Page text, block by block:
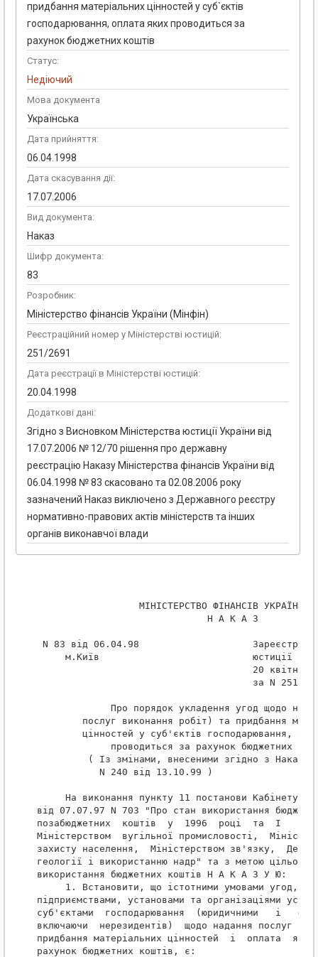
придбання матеріальних цінностей у суб`єктів
господарювання, оплата яких проводиться за
рахунок бюджетних коштів
Статус:
Недіючий
Мова документа
Українська
Дата прийняття:
06.04.1998
Дата скасування дії:
17.07.2006
Вид документа:
Наказ
Шифр документа:
83
Розробник:
Міністерство фінансів України (Мінфін)
Реєстраційний номер у Міністерстві юстицій:
251/2691
Дата реєстрації в Міністерстві юстицій:
20.04.1998
Додаткові дані:
Згідно з Висновком Міністерства юстиції України від
17.07.2006 № 12/70 рішення про державну
реєстрацію Наказу Міністерства фінансів України від
06.04.1998 № 83 скасовано та 02.08.2006 року
зазначений Наказ виключено з Державного реєстру
нормативно-правових актів міністерств та інших
органів виконавчої влади
                  МІНІСТЕРСТВО ФІНАНСІВ УКРАЇНИ
                              Н А К А З
N 83 від 06.04.98                    Зареєстровано
м.Київ                           юстиції
20 квітня
за N 251/
Про порядок укладення угод щодо
послуг виконання робіт) та придбання
цінностей у суб'єктів господарювання,
проводиться за рахунок бюджетних
( Із змінами, внесеними згідно з Наказом
           N 240 від 13.10.99 )
На виконання пункту 11 постанови Кабінету
від 07.07.97 N 703 "Про стан використання
позабюджетних  коштів  у  1996  році  та  I
Міністерством  вугільної промисловості,
захисту населення,  Міністерством зв'язку,
геології і використанню надр" та з метою
використання бюджетних коштів Н А К А З У Ю:
1. Встановити, що істотними умовами угод,
підприємствами, установами та організаціями усіх
суб'єктами  господарювання  (юридичними   і
включаючи  нерезидентів)  щодо надання послуг
придбання матеріальних цінностей  і  оплата
рахунок бюджетних коштів, є: